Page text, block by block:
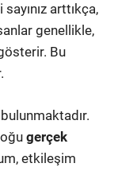
arttıkça,
genellikle,
Bu
gerçek
etkileşim